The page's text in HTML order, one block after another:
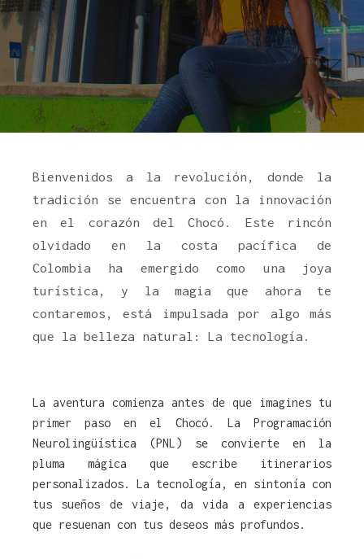
Bienvenidos a la revolución, donde la
tradición se encuentra con la innovación
en el corazón del Chocó. Este rincón
olvidado en la costa pacífica de
Colombia ha emergido como una joya
turística, y la magia que ahora te
contaremos, está impulsada por algo más
que la belleza natural: La tecnología.
La aventura comienza antes de que imagines tu
primer paso en el Chocó. La Programación
Neurolingüística (PNL) se convierte en la
pluma mágica que escribe itinerarios
personalizados. La tecnología, en sintonía con
tus sueños de viaje, da vida a experiencias
que resuenan con tus deseos más profundos.